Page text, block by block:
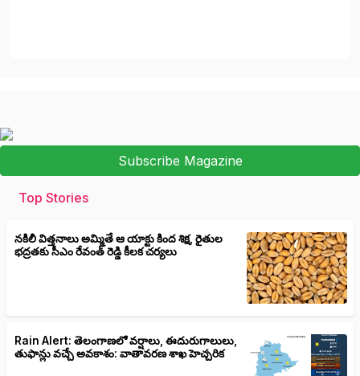
Subscribe Magazine
Top Stories
నకిలీ విత్తనాలు అమ్మితే ఆ యాక్టు కింద శిక్ష, రైతుల
భద్రతకు సీఎం రేవంత్ రెడ్డి కీలక చర్యలు
Rain Alert: తెలంగాణలో వర్షాలు, ఈదురుగాలులు,
తుఫాన్లు వచ్చే అవకాశం: వాతావరణ శాఖ హెచ్చరిక